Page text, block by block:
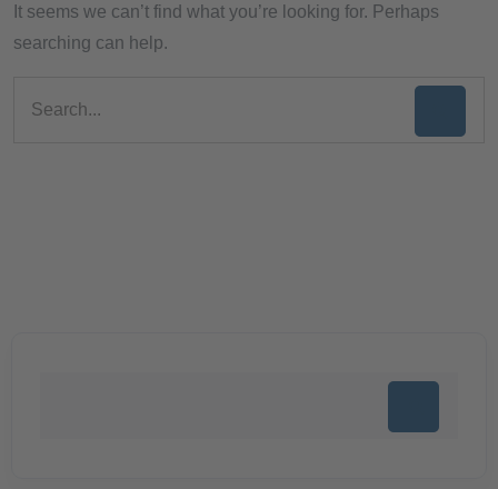
It seems we can’t find what you’re looking for. Perhaps
searching can help.